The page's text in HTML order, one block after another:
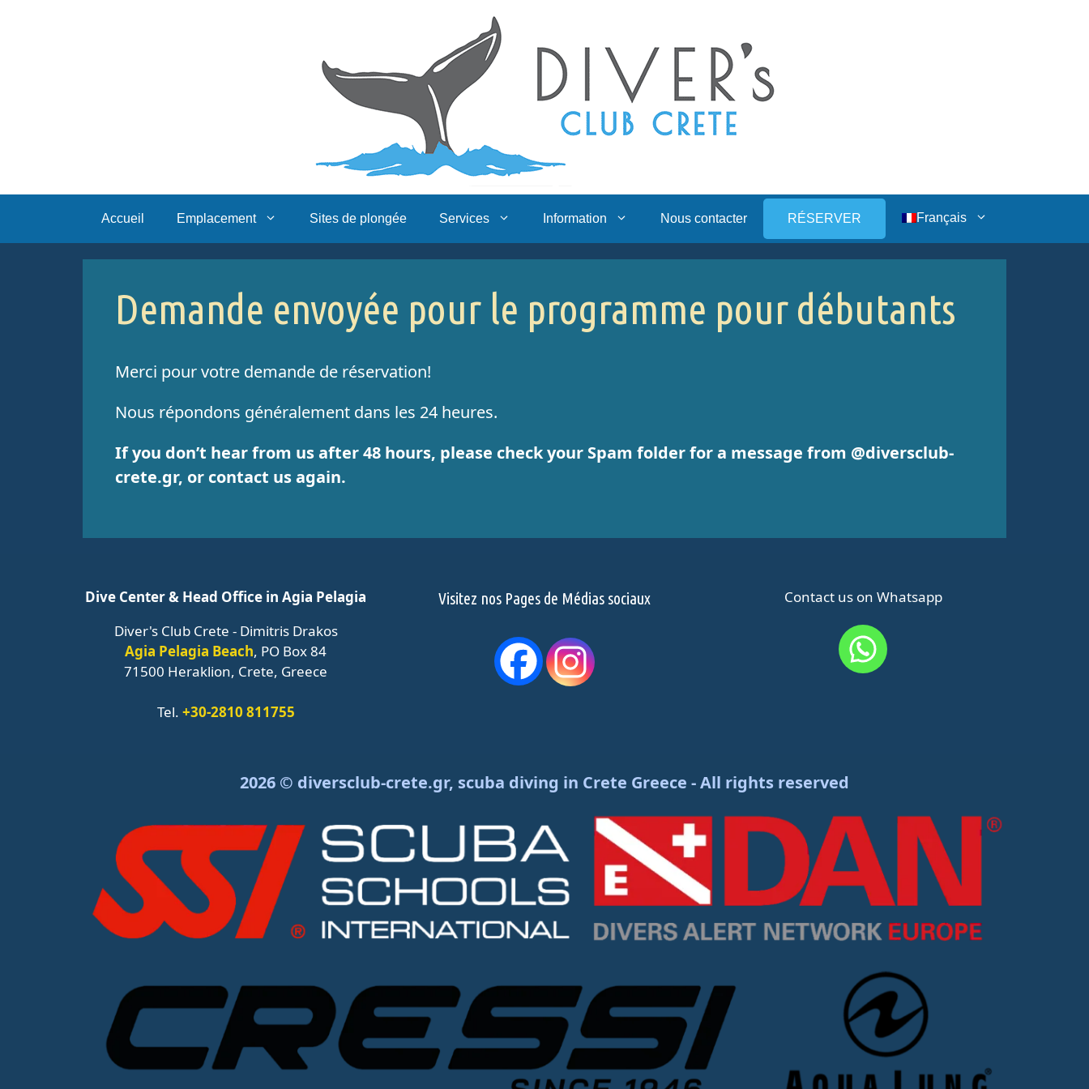
Accueil Emplacement Sites de plongée Services Information Nous contacter RÉSERVER Français
Demande envoyée pour le programme pour débutants
Merci pour votre demande de réservation!
Nous répondons généralement dans les 24 heures.
If you don’t hear from us after 48 hours, please check your Spam folder for a message from @diversclub-
crete.gr, or contact us again.
Dive Center & Head Office in Agia Pelagia
Diver's Club Crete - Dimitris Drakos
Agia Pelagia Beach, PO Box 84
71500 Heraklion, Crete, Greece
Tel. +30-2810 811755
Visitez nos Pages de Médias sociaux Contact us on Whatsapp
2026 © diversclub-crete.gr, scuba diving in Crete Greece - All rights reserved